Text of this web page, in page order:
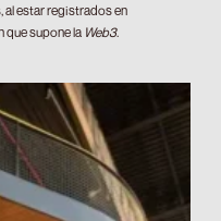
estar registrados en
que supone la Web3.